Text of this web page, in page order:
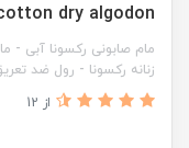
dry algodon
مام صابونی رکسونا آبی -
زنانه رکسونا - رول ضد
از 12